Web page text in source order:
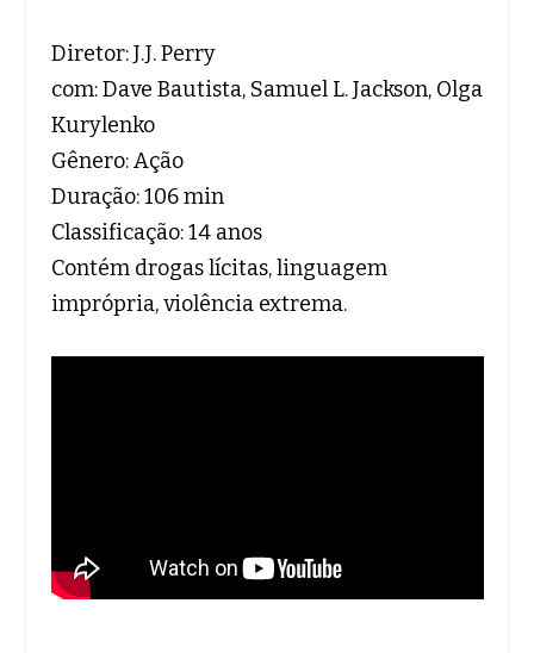
Diretor: J.J. Perry
com: Dave Bautista, Samuel L. Jackson, Olga
Kurylenko
Gênero: Ação
Duração: 106 min
Classificação: 14 anos
Contém drogas lícitas, linguagem
imprópria, violência extrema.